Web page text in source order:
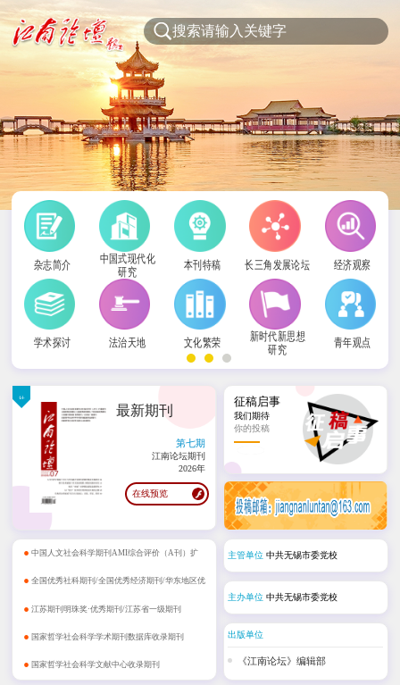
杂志简介
中国式现代化
研究
本刊特稿 长三角发展论坛 经济观察
学术探讨 法治天地 文化繁荣
新时代新思想
研究
青年观点
社科
最新期刊
第七期
江南论坛期刊
2026年
在线预览
征稿启事
我们期待
你的投稿
• 中国人文社会科学期刊AMI综合评价（A刊）扩
展期刊
• 全国优秀社科期刊/全国优秀经济期刊/华东地区优
秀期刊
• 江苏期刊明珠奖·优秀期刊/江苏省一级期刊
• 国家哲学社会科学学术期刊数据库收录期刊
• 国家哲学社会科学文献中心收录期刊
主管单位 中共无锡市委党校
主办单位 中共无锡市委党校
出版单位
《江南论坛》编辑部